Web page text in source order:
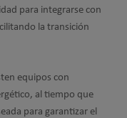
para integrarse con
la transición
equipos con
al tiempo que
para garantizar el